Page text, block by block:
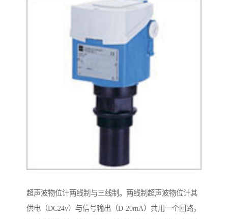
超声波物位计两线制与三线制。两线制超声波物位计其
供电（DC24v）与信号输出（D-20mA）共用一个回路，